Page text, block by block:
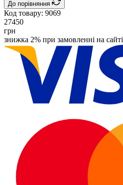
До порівняння
Код товару: 9069
27450
грн
знижка 2% при замовленні на сайті